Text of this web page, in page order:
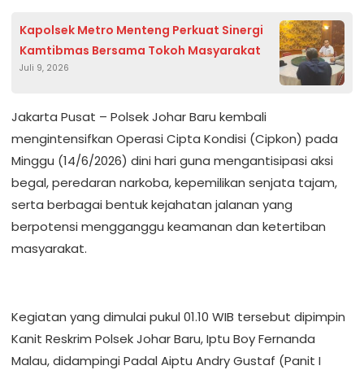
Kapolsek Metro Menteng Perkuat Sinergi
Kamtibmas Bersama Tokoh Masyarakat
Juli 9, 2026
Jakarta Pusat – Polsek Johar Baru kembali
mengintensifkan Operasi Cipta Kondisi (Cipkon) pada
Minggu (14/6/2026) dini hari guna mengantisipasi aksi
begal, peredaran narkoba, kepemilikan senjata tajam,
serta berbagai bentuk kejahatan jalanan yang
berpotensi mengganggu keamanan dan ketertiban
masyarakat.
Kegiatan yang dimulai pukul 01.10 WIB tersebut dipimpin
Kanit Reskrim Polsek Johar Baru, Iptu Boy Fernanda
Malau, didampingi Padal Aiptu Andry Gustaf (Panit I